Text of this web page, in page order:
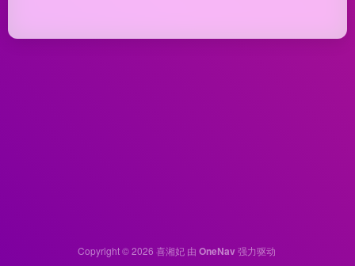
Copyright © 2026 喜湘妃由 OneNav强力驱动